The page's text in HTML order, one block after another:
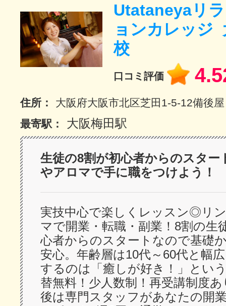
サイトマッ
Utataneyaリ
ョンカレッジ
校
口コミ評価
住所：
大阪府大阪市北区芝田1-5-12備後
最寄駅：
大阪梅田駅
生徒の8割が初心者からのスター
やアロマで手に職をつけよう！
実技中心で楽しくレッスン◎リ
マで開業・転職・副業！8割の生
心者からのスタートなので基礎
安心。年齢層は10代～60代と幅
するのは「癒しが好き！」とい
替無料！少人数制！再受講制度
後は専門スタッフがあなたの開